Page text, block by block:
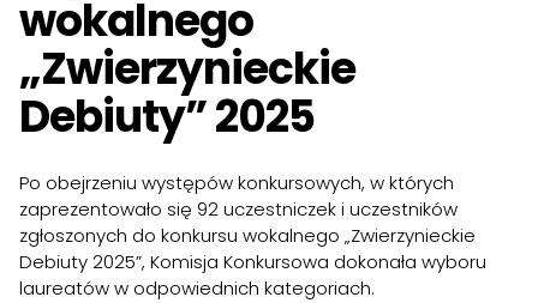
wokalnego
„Zwierzynieckie
Debiuty” 2025
Po obejrzeniu występów konkursowych, w których
zaprezentowało się 92 uczestniczek i uczestników
zgłoszonych do konkursu wokalnego „Zwierzynieckie
Debiuty 2025”, Komisja Konkursowa dokonała wyboru
laureatów w odpowiednich kategoriach.